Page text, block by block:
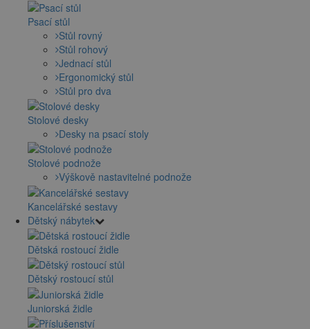
Psací stůl
Stůl rovný
Stůl rohový
Jednací stůl
Ergonomický stůl
Stůl pro dva
Stolové desky
Desky na psací stoly
Stolové podnože
Výškově nastavitelné podnože
Kancelářské sestavy
Dětský nábytek
Dětská rostoucí židle
Dětský rostoucí stůl
Juniorská židle